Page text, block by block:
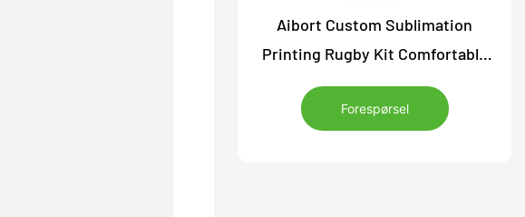
Aibort Custom Sublimation
Printing Rugby Kit Comfortable
and Breathable Football Wear
Includes Jersey Shirt and Shorts
Forespørsel